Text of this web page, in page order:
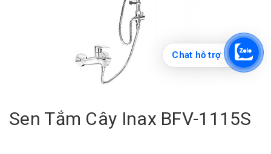
Sen Tắm Cây Inax BFV-1115S
Chat hỗ trợ